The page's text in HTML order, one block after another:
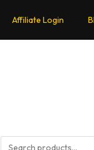
Affiliate Login